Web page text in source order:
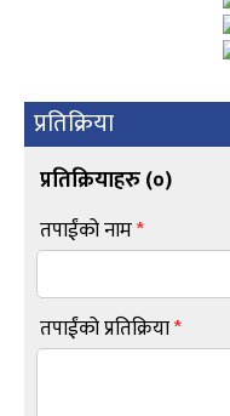
प्रतिक्रिया
प्रतिक्रियाहरु (०)
तपाईंको नाम*
तपाईंको प्रतिक्रिया*